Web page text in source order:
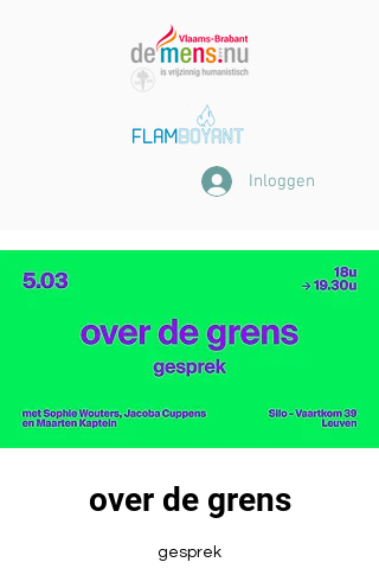
Inloggen
over de grens
gesprek